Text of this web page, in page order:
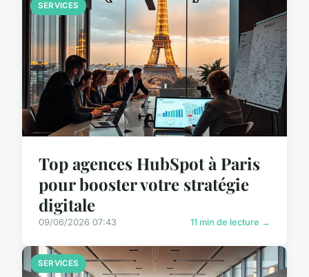
SERVICES
Top agences HubSpot à Paris
pour booster votre stratégie
digitale
09/06/2026 07:43 11 min de lecture →
SERVICES